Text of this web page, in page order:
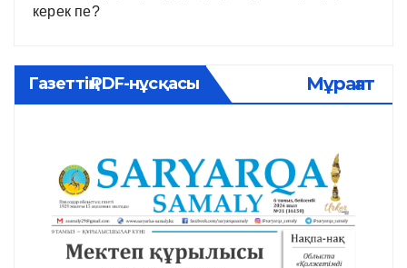
керек пе?
Газеттің PDF-нұсқасы Мұрағат